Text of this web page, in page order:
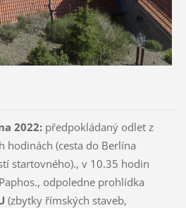
2022:předpokládaný odlet z
hodinách (cesta do Berlína
startovného)., v 10.35 hodin
odpoledne prohlídka
(zbytky římských staveb,